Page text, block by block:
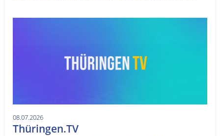
08.07.2026
Thüringen.TV